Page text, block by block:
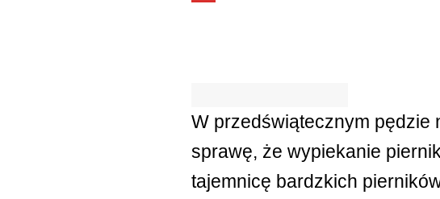
W przedświątecznym pędzie
sprawę, że wypiekanie
tajemnicę bardzkich